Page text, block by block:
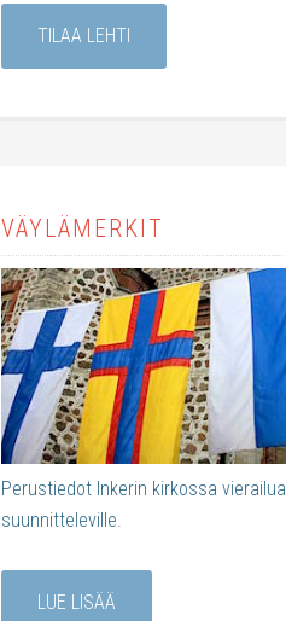
TILAA LEHTI
VÄYLÄMERKIT
Perustiedot Inkerin kirkossa vierailua
suunnitteleville.
LUE LISÄÄ